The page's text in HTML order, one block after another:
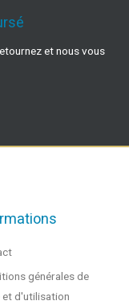
et nous vous
générales de
et d'utilisation